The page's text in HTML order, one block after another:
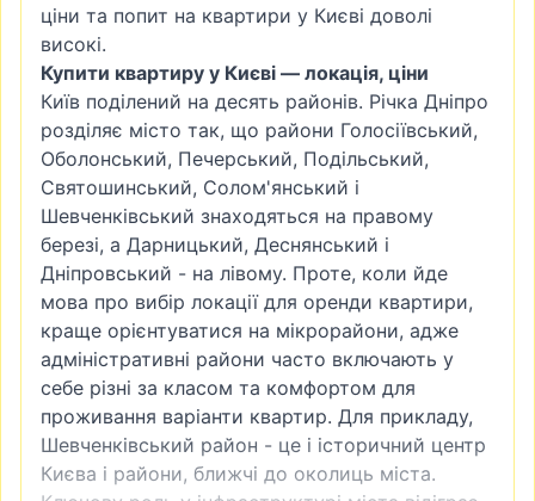
ціни та попит на квартири у Києві доволі
високі.
Купити квартиру у Києві — локація, ціни
Київ поділений на десять районів. Річка Дніпро
розділяє місто так, що райони Голосіївський,
Оболонський, Печерський, Подільський,
Святошинський, Солом'янський і
Шевченківський знаходяться на правому
березі, а Дарницький, Деснянський і
Дніпровський - на лівому. Проте, коли йде
мова про вибір локації для оренди квартири,
краще орієнтуватися на мікрорайони, адже
адміністративні райони часто включають у
себе різні за класом та комфортом для
проживання варіанти квартир. Для прикладу,
Шевченківський район - це і історичний центр
Києва і райони, ближчі до околиць міста.